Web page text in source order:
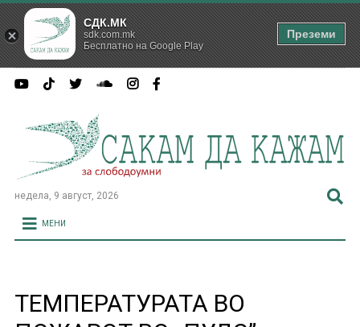
недела, 9 август, 2026
МЕНИ
ТЕМПЕРАТУРАТА ВО
СДК.МК
sdk.com.mk
Бесплатно на Google Play
Преземи